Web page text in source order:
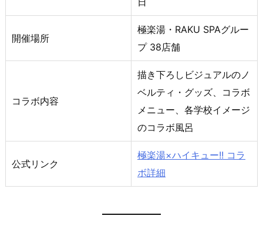
開催場所
極楽湯・RAKU SPAグルー
プ 38店舗
コラボ内容
描き下ろしビジュアルのノ
ベルティ・グッズ、コラボ
メニュー、各学校イメージ
のコラボ風呂
公式リンク
極楽湯×ハイキュー!! コラ
ボ詳細